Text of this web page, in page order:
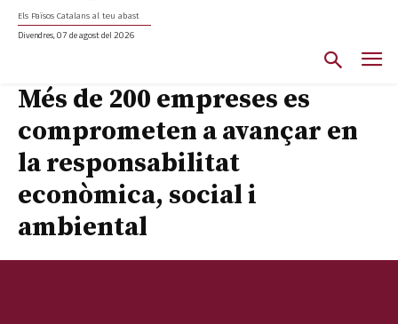
Els Països Catalans al teu abast
Divendres, 07 de agost del 2026
Més de 200 empreses es
comprometen a avançar en
la responsabilitat
econòmica, social i
ambiental